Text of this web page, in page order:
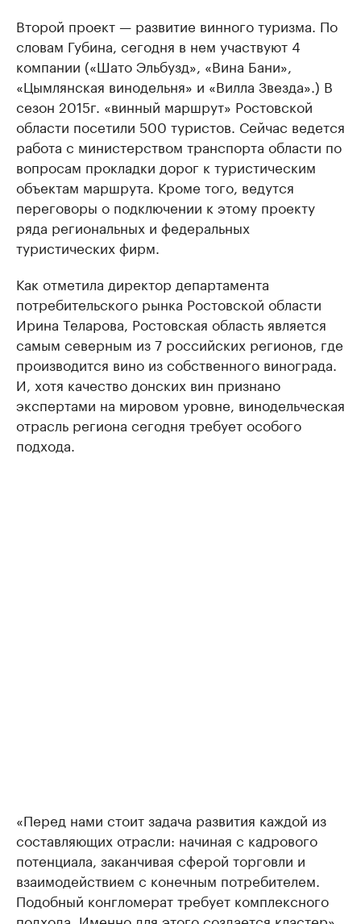
Второй проект — развитие винного туризма. По
словам Губина, сегодня в нем участвуют 4
компании («Шато Эльбузд», «Вина Бани»,
«Цымлянская винодельня» и «Вилла Звезда».) В
сезон 2015г. «винный маршрут» Ростовской
области посетили 500 туристов. Сейчас ведется
работа с министерством транспорта области по
вопросам прокладки дорог к туристическим
объектам маршрута. Кроме того, ведутся
переговоры о подключении к этому проекту
ряда региональных и федеральных
туристических фирм.
Как отметила директор департамента
потребительского рынка Ростовской области
Ирина Теларова, Ростовская область является
самым северным из 7 российских регионов, где
производится вино из собственного винограда.
И, хотя качество донских вин признано
экспертами на мировом уровне, винодельческая
отрасль региона сегодня требует особого
подхода.
«Перед нами стоит задача развития каждой из
составляющих отрасли: начиная с кадрового
потенциала, заканчивая сферой торговли и
взаимодействием с конечным потребителем.
Подобный конгломерат требует комплексного